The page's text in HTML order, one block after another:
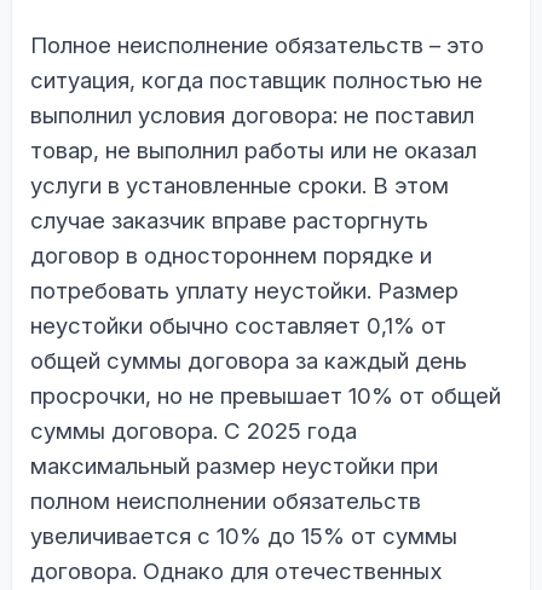
Полное неисполнение обязательств – это
ситуация, когда поставщик полностью не
выполнил условия договора: не поставил
товар, не выполнил работы или не оказал
услуги в установленные сроки. В этом
случае заказчик вправе расторгнуть
договор в одностороннем порядке и
потребовать уплату неустойки. Размер
неустойки обычно составляет 0,1% от
общей суммы договора за каждый день
просрочки, но не превышает 10% от общей
суммы договора. С 2025 года
максимальный размер неустойки при
полном неисполнении обязательств
увеличивается с 10% до 15% от суммы
договора. Однако для отечественных